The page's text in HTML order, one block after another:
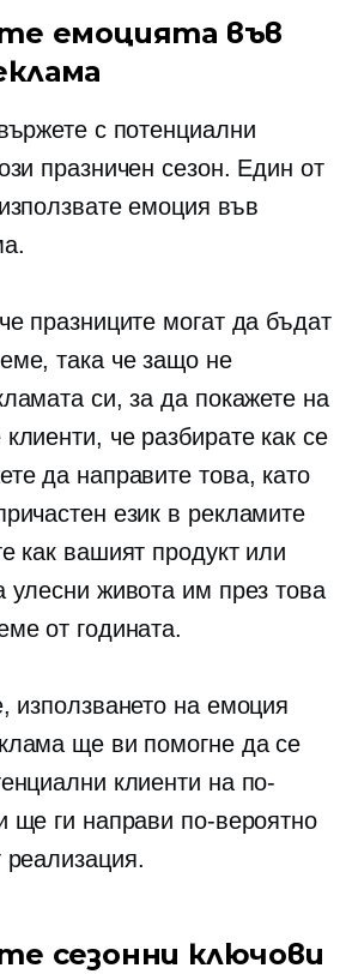
емоцията във
с потенциални
празничен сезон. Един от
емоция във
празниците могат да бъдат
така че защо не
си, за да покажете на
че разбирате как се
да направите това, като
език в рекламите
как вашият продукт или
улесни живота им през това
от годината.
използването на емоция
ще ви помогне да се
клиенти на по-
ще ги направи по-вероятно
сезонни ключови